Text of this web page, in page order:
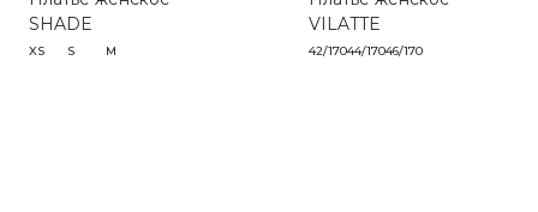
SHADE
XS S M
VILATTE
42/17044/17046/170